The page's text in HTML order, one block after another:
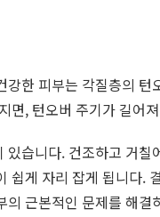
한 피부는 각질층의
면, 턴오버 주기가 길어
있습니다. 건조하고 거
쉽게 자리 잡게 됩니다
근본적인 문제를 해결